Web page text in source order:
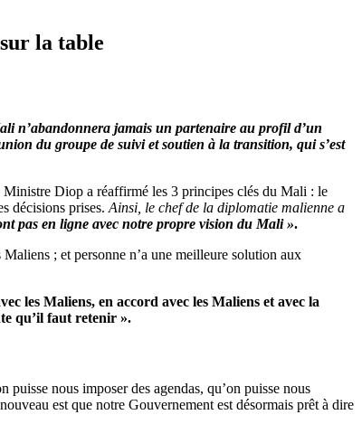
la table
n’abandonnera jamais un partenaire au profil d’un
du groupe de suivi et soutien à la transition, qui s’est
Diop a réaffirmé les 3 principes clés du Mali : le
décisions prises. Ainsi, le chef de la diplomatie malienne a
pas en ligne avec notre propre vision du Mali ».
; et personne n’a une meilleure solution aux
les Maliens, en accord avec les Maliens et avec la
qu’il faut retenir ».
nous imposer des agendas, qu’on puisse nous
est que notre Gouvernement est désormais prêt à dire